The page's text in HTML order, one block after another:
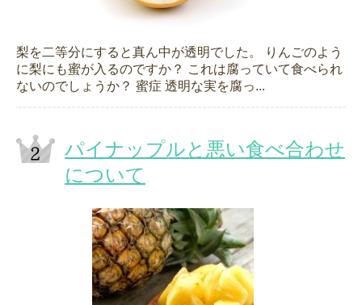
梨を二等分にすると真ん中が透明でした。 りんごのよう
に梨にも蜜が入るのですか？ これは腐っていて食べられ
ないのでしょうか？ 蜜症 透明な実を腐っ...
パイナップルと悪い食べ合わせ
について